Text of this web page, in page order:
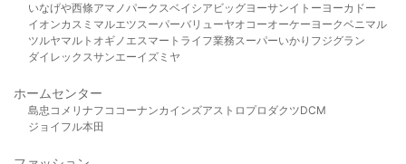
いなげや西條アマノパークスベイシア ビッグヨーサンイトーヨーカドー
イオンカスミ マルエツスーパーバリューヤオコーオーケー ヨークベニマル
ツルヤマルト オギノ エスマート ライフ業務スーパーいかり フジグラン
ダイレックスサンエーイズミヤ
ホームセンター
島忠 コメリ ナフコ コーナンカインズアストロプロダクツDCM
ジョイフル本田